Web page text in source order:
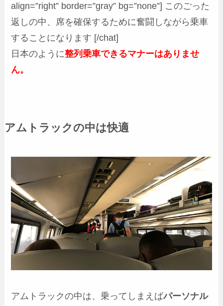
align=”right” border=”gray” bg=”none”] このごった
返しの中、席を確保するために奮闘しながら乗車
することになります [/chat]
日本のように整列乗車できるマナーはありませ
ん。
アムトラックの中は快適
アムトラックの中は、乗ってしまえばパーソナル